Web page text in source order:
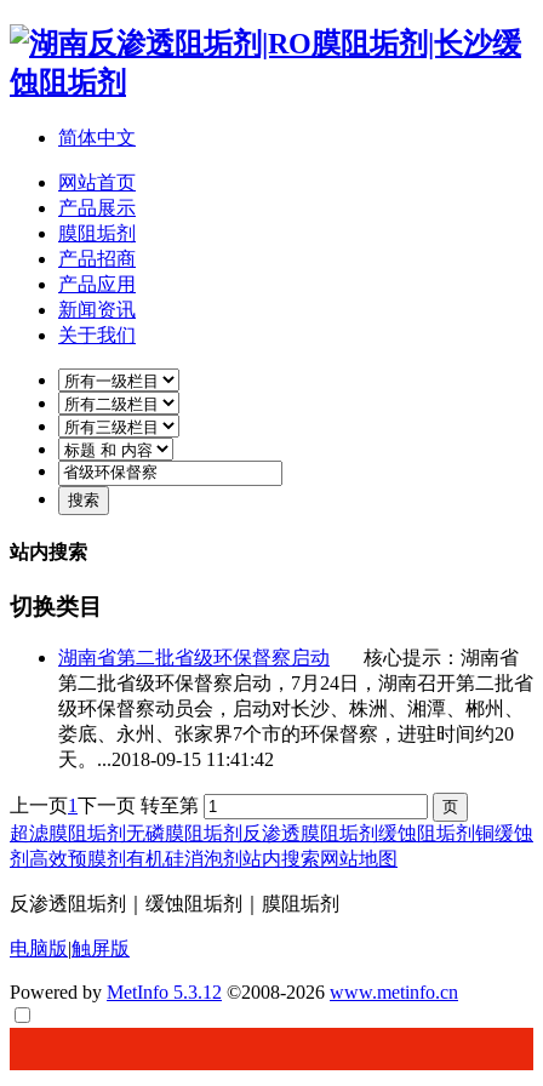
简体中文
网站首页
产品展示
膜阻垢剂
产品招商
产品应用
新闻资讯
关于我们
站内搜索
切换类目
湖南省第二批省级环保督察 启动 核心提示：湖南省
第二批省级环保督察 启动，7月24日，湖南召开第二批省
级环保督察动员会，启动对长沙、株洲、湘潭、郴州、
娄底、永州、张家界7个市的环保督察，进驻时间约20
天。...2018-09-15 11:41:42
上一页1下一页 转至第
超滤膜阻垢剂 无磷膜阻垢剂 反渗透膜阻垢剂 缓蚀阻垢剂 铜缓蚀
剂 高效预膜剂 有机硅消泡剂 站内搜索网站地图
反渗透阻垢剂｜缓蚀阻垢剂｜膜阻垢剂
电脑版|触屏版
Powered by MetInfo 5.3.12 ©2008-2026 www.metinfo.cn